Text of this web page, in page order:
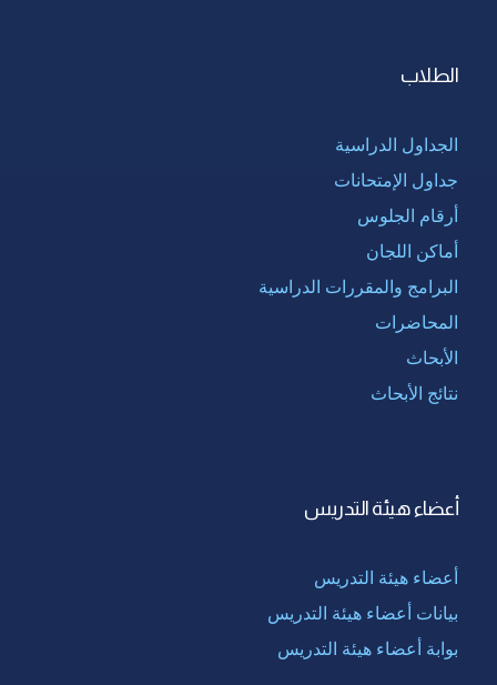
الطلاب
الجداول الدراسية
جداول الإمتحانات
أرقام الجلوس
أماكن اللجان
البرامج والمقررات الدراسية
المحاضرات
الأبحاث
نتائج الأبحاث
أعضاء هيئة التدريس
أعضاء هيئة التدريس
بيانات أعضاء هيئة التدريس
بوابة أعضاء هيئة التدريس